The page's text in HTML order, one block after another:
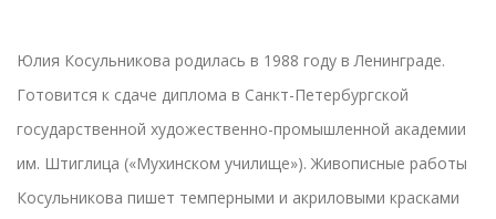
Юлия Косульникова родилась в 1988 году в Ленинграде.
Готовится к сдаче диплома в Санкт-Петербургской
государственной художественно-промышленной академии
им. Штиглица («Мухинском училище»). Живописные работы
Косульникова пишет темперными и акриловыми красками